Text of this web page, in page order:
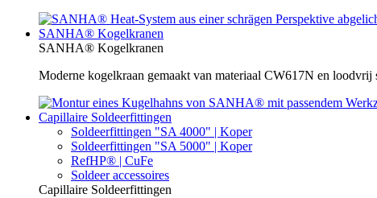
SANHA® Kogelkranen
SANHA® Kogelkranen
Moderne kogelkraan gemaakt van materiaal CW617N en
Capillaire Soldeerfittingen
Soldeerfittingen "SA 4000" | Koper
Soldeerfittingen "SA 5000" | Koper
RefHP® | CuFe
Soldeer accessoires
Capillaire Soldeerfittingen